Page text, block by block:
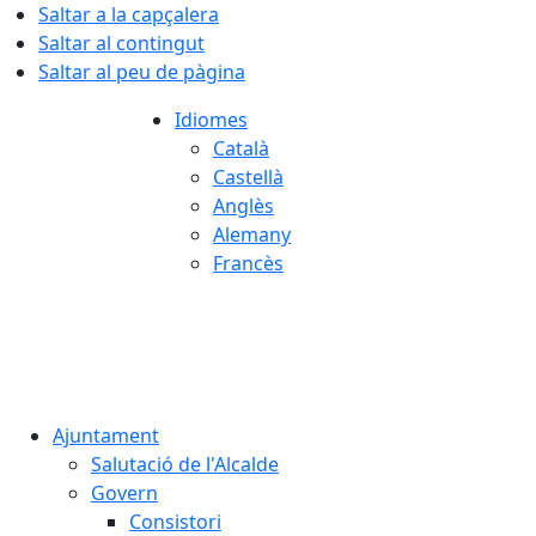
Saltar a la capçalera
Saltar al contingut
Saltar al peu de pàgina
Idiomes
Català
Castellà
Anglès
Alemany
Francès
Ajuntament
Salutació de l'Alcalde
Govern
Consistori